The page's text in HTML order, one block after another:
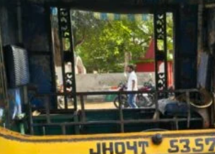
पा
ड़ा
में
द
र्द
ना
क
स